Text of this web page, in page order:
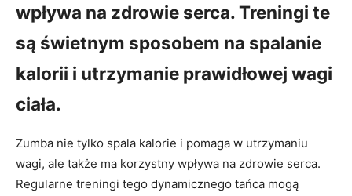
wpływa na zdrowie serca. Treningi te
są świetnym sposobem na spalanie
kalorii i utrzymanie prawidłowej wagi
ciała.
Zumba nie tylko spala kalorie i pomaga w utrzymaniu
wagi, ale także ma korzystny wpływa na zdrowie serca.
Regularne treningi tego dynamicznego tańca mogą